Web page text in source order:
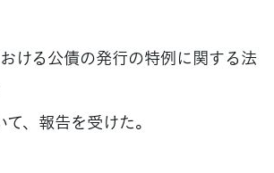
ける公債の発行の特例に関する法
、報告を受けた。